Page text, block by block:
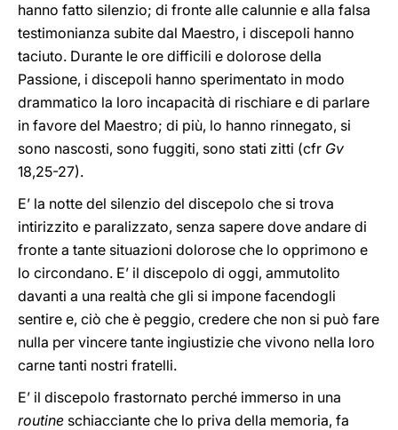
hanno fatto silenzio; di fronte alle calunnie e alla falsa
testimonianza subite dal Maestro, i discepoli hanno
taciuto. Durante le ore difficili e dolorose della
Passione, i discepoli hanno sperimentato in modo
drammatico la loro incapacità di rischiare e di parlare
in favore del Maestro; di più, lo hanno rinnegato, si
sono nascosti, sono fuggiti, sono stati zitti (cfr Gv
18,25-27).
E’ la notte del silenzio del discepolo che si trova
intirizzito e paralizzato, senza sapere dove andare di
fronte a tante situazioni dolorose che lo opprimono e
lo circondano. E’ il discepolo di oggi, ammutolito
davanti a una realtà che gli si impone facendogli
sentire e, ciò che è peggio, credere che non si può fare
nulla per vincere tante ingiustizie che vivono nella loro
carne tanti nostri fratelli.
E’ il discepolo frastornato perché immerso in una
routine schiacciante che lo priva della memoria, fa